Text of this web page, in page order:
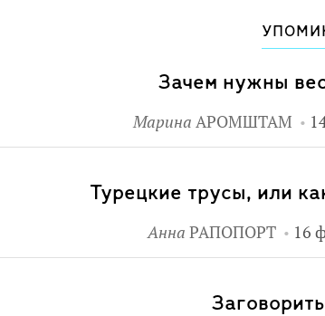
Зачем нужны
Марина АРОМШТАМ
Турецкие трусы, или
Анна РАПОПОРТ 16